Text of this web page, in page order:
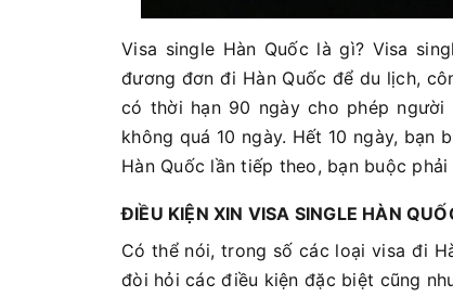
Visa single Hàn Quốc là gì? Visa
đương đơn đi Hàn Quốc để du lịch,
có thời hạn 90 ngày cho phép
không quá 10 ngày. Hết 10 ngày,
Hàn Quốc lần tiếp theo, bạn buộc
ĐIỀU KIỆN XIN VISA SINGLE HÀN
Có thể nói, trong số các loại visa đi
đòi hỏi các điều kiện đặc biệt cũng